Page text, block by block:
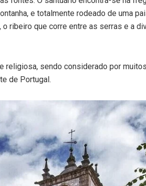
e totalmente rodeado de uma
ribeiro que corre entre as serras e a
religiosa, sendo considerado por
de Portugal.